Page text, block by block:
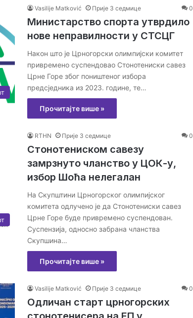
Vasilije Matković Прије 3 седмице 0
Министарство спорта утврдило
нове неправилности у СТСЦГ
Након што је Црногорски олимпијски комитет
привремено суспендовао Стонотениски савез
Црне Горе због поништеног избора
предсједника из 2023. године, те…
Прочитајте више »
RTHN Прије 3 седмице 0
Стонотениском савезу
замрзнуто чланство у ЦОК-у,
избор Шоћа нелегалан
На Скупштини Црногорског олимпијског
комитета одлучено је да Стонотениски савез
Црне Горе буде привремено суспендован.
Суспензија, односно забрана чланства
Скупшина…
Прочитајте више »
Vasilije Matković Прије 3 седмице 0
Одличан старт црногорских